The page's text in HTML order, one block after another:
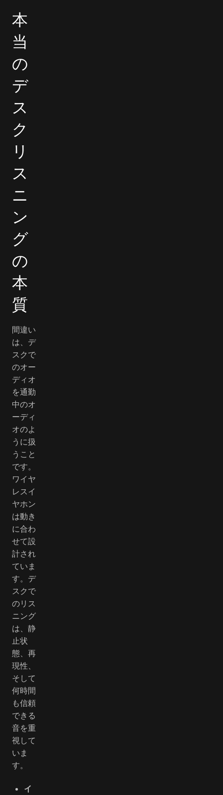
本
当
の
デ
ス
ク
リ
ス
ニ
ン
グ
の
本
質
間違い
は、デ
スクで
のオー
ディオ
を通勤
中のオ
ーディ
オのよ
うに扱
うこと
です。
ワイヤ
レスイ
ヤホン
は動き
に合わ
せて設
計され
ていま
す。デ
スクで
のリス
ニング
は、静
止状
態、再
現性、
そして
何時間
も信頼
できる
音を重
視して
いま
す。
イ